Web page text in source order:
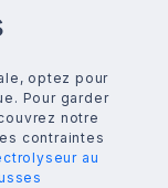
optez pour
Pour garder
notre
contraintes
au